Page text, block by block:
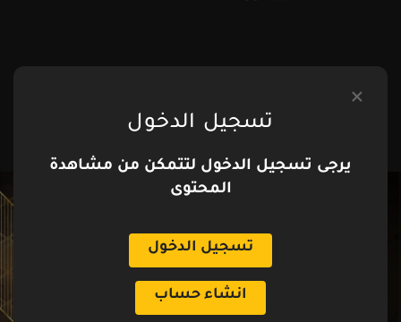
تسجيل الدخول
يرجى تسجيل الدخول لتتمكن من مشاهدة
المحتوى
تسجيل الدخول
انشاء حساب